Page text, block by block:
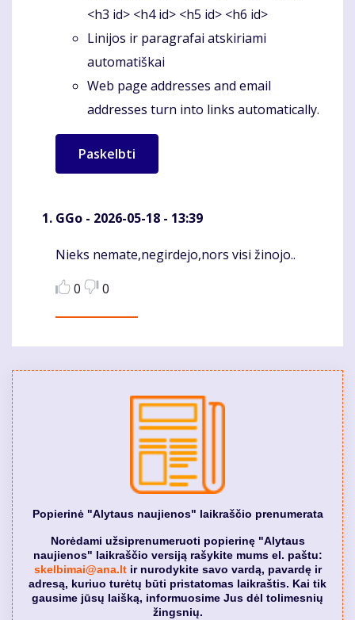
<h3 id> <h4 id> <h5 id> <h6 id>
Linijos ir paragrafai atskiriami
automatiškai
Web page addresses and email
addresses turn into links automatically.
GGo - 2026-05-18 - 13:39
Komentaras
Nieks nemate,negirdejo,nors visi žinojo..
0
0
Popierinė "Alytaus naujienos" laikraščio prenumerata
Norėdami užsiprenumeruoti popierinę "Alytaus
naujienos" laikraščio versiją rašykite mums el. paštu:
skelbimai@ana.ltir nurodykite savo vardą, pavardę ir
adresą, kuriuo turėtų būti pristatomas laikraštis. Kai tik
gausime jūsų laišką, informuosime Jus dėl tolimesnių
žingsnių.